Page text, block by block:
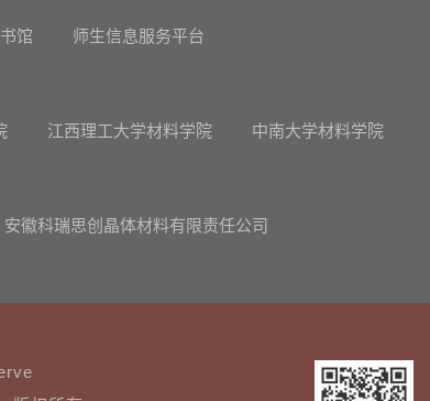
馆
师生信息服务平台
江西理工大学材料学院
中南大学材料学院
安徽科瑞思创晶体材料有限责任公司